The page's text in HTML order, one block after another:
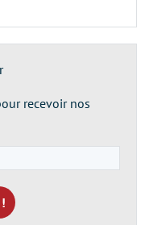
recevoir nos